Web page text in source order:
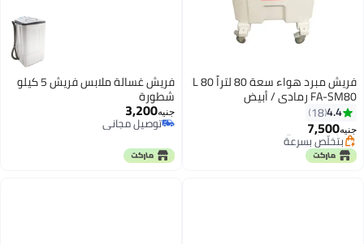
فريش مبرد هواء سعة 80 لتراً 80 L
FA-SM80 رمادي / أبيض
4.4
18
جنيه7,500
#8 في مبردات الهواء
توصيل مجاني
بتخلّص بسرعة
#8 في مبردات الهواء
فريش غسالة ملابس فريش 5 كيلو
شطورة
جنيه3,200
توصيل مجاني
توصيل مجاني